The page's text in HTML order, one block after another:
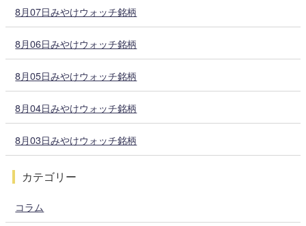
8月07日みやけウォッチ銘柄
8月06日みやけウォッチ銘柄
8月05日みやけウォッチ銘柄
8月04日みやけウォッチ銘柄
8月03日みやけウォッチ銘柄
カテゴリー
コラム